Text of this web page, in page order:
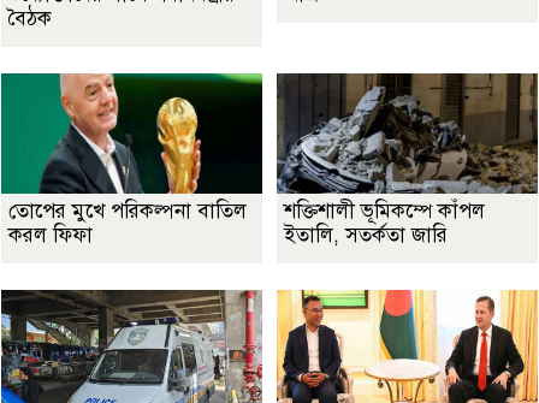
বৈঠক
তোপের মুখে পরিকল্পনা বাতিল
করল ফিফা
শক্তিশালী ভূমিকম্পে কাঁপল
ইতালি, সতর্কতা জারি